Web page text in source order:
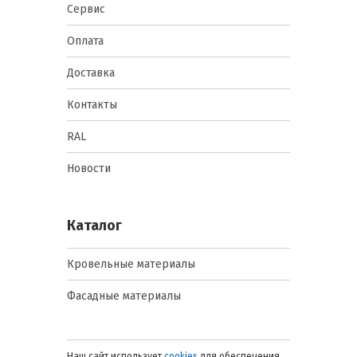
Преимущества:
водонепроницаемость, высокая
прочность на разрыв.
фасадной отделкой.
проникновению водяного пара
конструкции, повышают
стены с утеплителем.
Комбинированные пленки
(диффузионные мембраны)
Суть: обеспечивают
одностороннюю проницаемость
Преимущества: баланс гидро- и
Сервис
Оплата
Доставка
Контакты
RAL
Новости
Каталог
Кровельные материалы
Фасадные материалы